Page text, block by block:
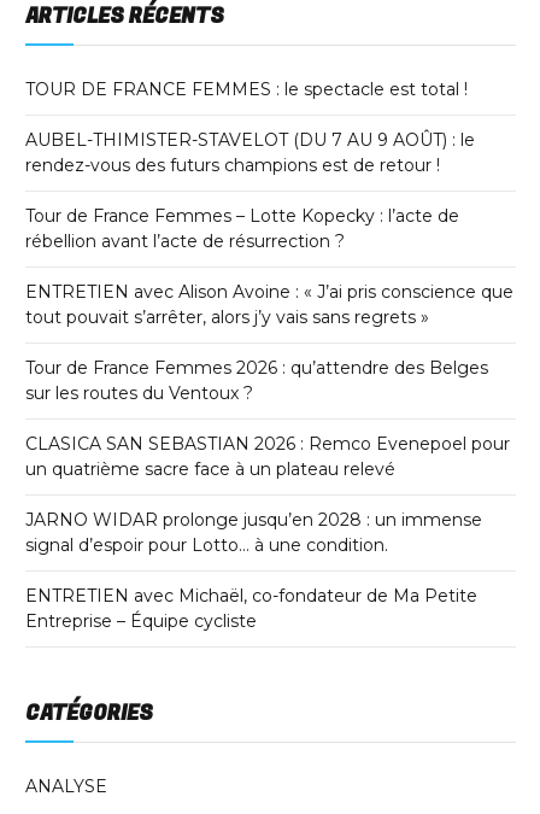
ARTICLES RÉCENTS
TOUR DE FRANCE FEMMES : le spectacle est total !
AUBEL-THIMISTER-STAVELOT (DU 7 AU 9 AOÛT) : le
rendez-vous des futurs champions est de retour !
Tour de France Femmes – Lotte Kopecky : l’acte de
rébellion avant l’acte de résurrection ?
ENTRETIEN avec Alison Avoine : « J’ai pris conscience que
tout pouvait s’arrêter, alors j’y vais sans regrets »
Tour de France Femmes 2026 : qu’attendre des Belges
sur les routes du Ventoux ?
CLASICA SAN SEBASTIAN 2026 : Remco Evenepoel pour
un quatrième sacre face à un plateau relevé
JARNO WIDAR prolonge jusqu’en 2028 : un immense
signal d’espoir pour Lotto… à une condition.
ENTRETIEN avec Michaël, co-fondateur de Ma Petite
Entreprise – Équipe cycliste
CATÉGORIES
ANALYSE